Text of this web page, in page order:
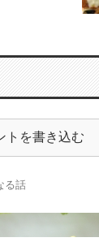
トを書き込む
る話